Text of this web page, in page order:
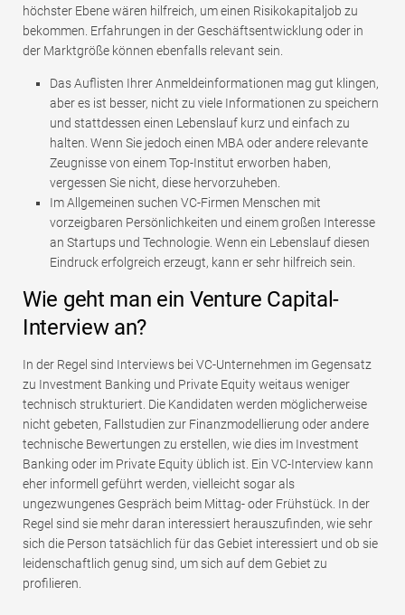
höchster Ebene wären hilfreich, um einen Risikokapitaljob zu
bekommen. Erfahrungen in der Geschäftsentwicklung oder in
der Marktgröße können ebenfalls relevant sein.
Das Auflisten Ihrer Anmeldeinformationen mag gut klingen,
aber es ist besser, nicht zu viele Informationen zu speichern
und stattdessen einen Lebenslauf kurz und einfach zu
halten. Wenn Sie jedoch einen MBA oder andere relevante
Zeugnisse von einem Top-Institut erworben haben,
vergessen Sie nicht, diese hervorzuheben.
Im Allgemeinen suchen VC-Firmen Menschen mit
vorzeigbaren Persönlichkeiten und einem großen Interesse
an Startups und Technologie. Wenn ein Lebenslauf diesen
Eindruck erfolgreich erzeugt, kann er sehr hilfreich sein.
Wie geht man ein Venture Capital-
Interview an?
In der Regel sind Interviews bei VC-Unternehmen im Gegensatz
zu Investment Banking und Private Equity weitaus weniger
technisch strukturiert. Die Kandidaten werden möglicherweise
nicht gebeten, Fallstudien zur Finanzmodellierung oder andere
technische Bewertungen zu erstellen, wie dies im Investment
Banking oder im Private Equity üblich ist. Ein VC-Interview kann
eher informell geführt werden, vielleicht sogar als
ungezwungenes Gespräch beim Mittag- oder Frühstück. In der
Regel sind sie mehr daran interessiert herauszufinden, wie sehr
sich die Person tatsächlich für das Gebiet interessiert und ob sie
leidenschaftlich genug sind, um sich auf dem Gebiet zu
profilieren.